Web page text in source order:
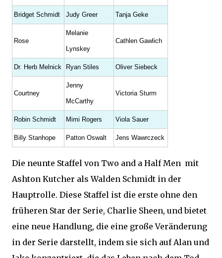
Bridget Schmidt Judy Greer Tanja Geke
Rose
Melanie
Lynskey
Cathlen Gawlich
Dr. Herb Melnick Ryan Stiles Oliver Siebeck
Courtney
Jenny
McCarthy
Victoria Sturm
Robin Schmidt Mimi Rogers Viola Sauer
Billy Stanhope Patton Oswalt Jens Wawrczeck
Die neunte Staffel von Two and a Half Men mit
Ashton Kutcher als Walden Schmidt in der
Hauptrolle. Diese Staffel ist die erste ohne den
früheren Star der Serie, Charlie Sheen, und bietet
eine neue Handlung, die eine große Veränderung
in der Serie darstellt, indem sie sich auf Alan und